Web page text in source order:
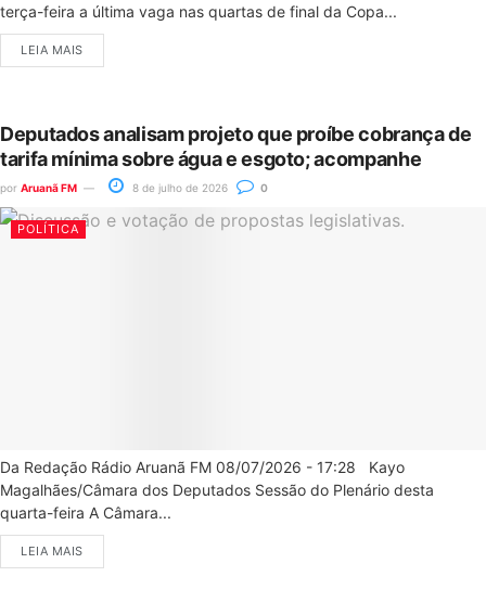
terça-feira a última vaga nas quartas de final da Copa...
LEIA MAIS
Deputados analisam projeto que proíbe cobrança de
tarifa mínima sobre água e esgoto; acompanhe
por Aruanã FM 8 de julho de 2026 0
POLÍTICA
Da Redação Rádio Aruanã FM 08/07/2026 - 17:28 Kayo
Magalhães/Câmara dos Deputados Sessão do Plenário desta
quarta-feira A Câmara...
LEIA MAIS